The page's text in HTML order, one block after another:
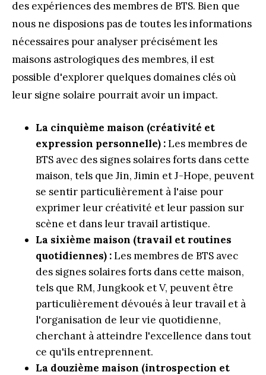
des expériences des membres de BTS. Bien que
nous ne disposions pas de toutes les informations
nécessaires pour analyser précisément les
maisons astrologiques des membres, il est
possible d'explorer quelques domaines clés où
leur signe solaire pourrait avoir un impact.
La cinquième maison (créativité et
expression personnelle) :Les membres de
BTS avec des signes solaires forts dans cette
maison, tels que Jin, Jimin et J-Hope, peuvent
se sentir particulièrement à l'aise pour
exprimer leur créativité et leur passion sur
scène et dans leur travail artistique.
La sixième maison (travail et routines
quotidiennes) :Les membres de BTS avec
des signes solaires forts dans cette maison,
tels que RM, Jungkook et V, peuvent être
particulièrement dévoués à leur travail et à
l'organisation de leur vie quotidienne,
cherchant à atteindre l'excellence dans tout
ce qu'ils entreprennent.
La douzième maison (introspection et